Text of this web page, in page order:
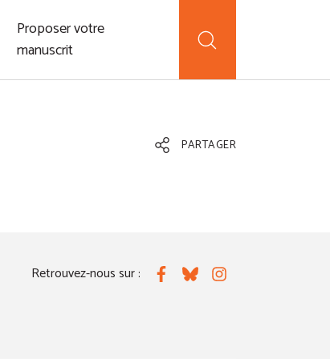
Proposer votre
manuscrit
PARTAGER
Retrouvez-nous sur : FacebookBlueskyInstagram